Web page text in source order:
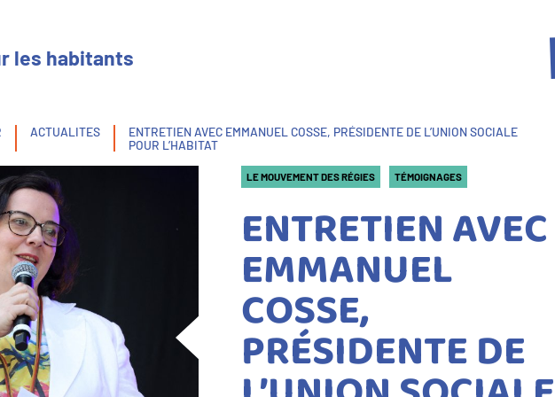
les habitants
ACTUALITES
ENTRETIEN AVEC EMMANUEL COSSE, PRÉSIDENTE DE L’UNION SOCIALE
POUR L’HABITAT
LE MOUVEMENT DES RÉGIES TÉMOIGNAGES
ENTRETIEN AVEC
EMMANUEL
COSSE,
PRÉSIDENTE DE